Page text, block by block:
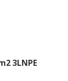
3LNPE